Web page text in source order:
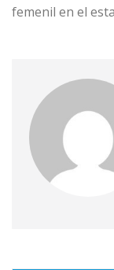
femenil en el